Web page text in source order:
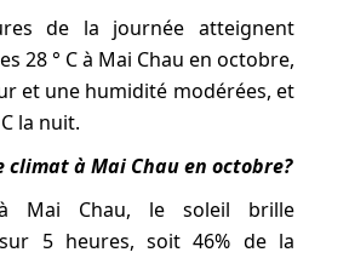
de la journée atteignent
28 ° C à Mai Chau en octobre,
et une humidité modérées, et
la nuit.
climat à Mai Chau en octobre?
Mai Chau, le soleil brille
5 heures, soit 46% de la